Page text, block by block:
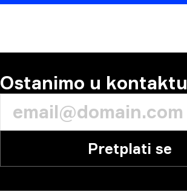
Ostanimo u kontaktu
Pretplati se